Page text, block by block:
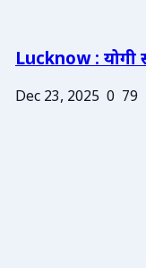
Lucknow : योगी
Dec 23, 2025 0 79